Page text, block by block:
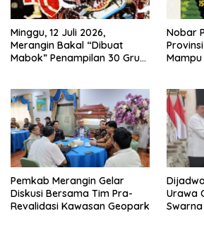
Minggu, 12 Juli 2026,
Merangin Bakal “Dibuat
Mabok” Penampilan 30 Grup
Nobar
Pemkab Merangin Gelar
Diskusi Bersama Tim Pra-
Revalidasi Kawasan Geopark
Urawa